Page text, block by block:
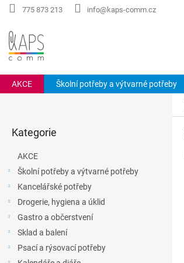
Přejít
775 873 213 info@kaps-comm.cz
AKCE Školní potřeby a výtvarné potřeby
kategorie
Kategorie
AKCE
Školní potřeby a výtvarné potřeby
Kancelářské potřeby
Drogerie, hygiena a úklid
Gastro a občerstvení
Sklad a balení
Psací a rýsovací potřeby